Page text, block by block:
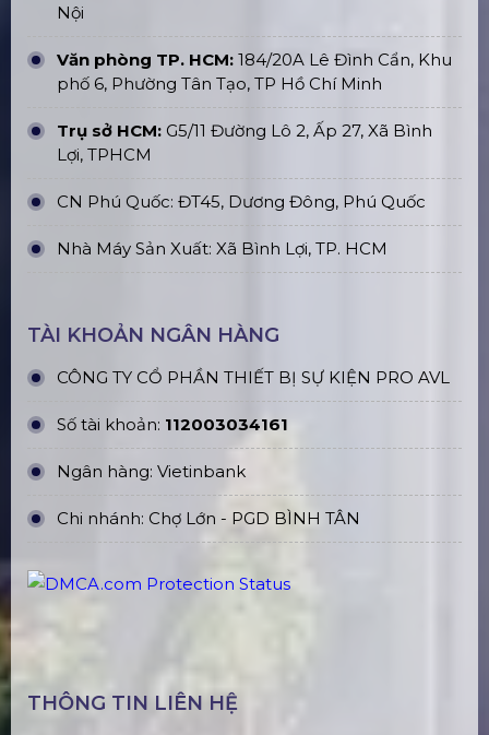
Nội
Văn phòng TP. HCM: 184/20A Lê Đình Cẩn, Khu
phố 6, Phường Tân Tạo, TP Hồ Chí Minh
Trụ sở HCM: G5/11 Đường Lô 2, Ấp 27, Xã Bình
Lợi, TPHCM
CN Phú Quốc: ĐT45, Dương Đông, Phú Quốc
Nhà Máy Sản Xuất: Xã Bình Lợi, TP. HCM
TÀI KHOẢN NGÂN HÀNG
CÔNG TY CỔ PHẦN THIẾT BỊ SỰ KIỆN PRO AVL
Số tài khoản: 112003034161
Ngân hàng: Vietinbank
Chi nhánh: Chợ Lớn - PGD BÌNH TÂN
THÔNG TIN LIÊN HỆ